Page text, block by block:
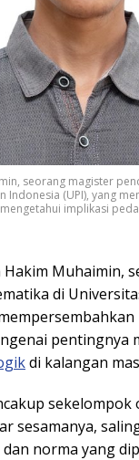
seorang magister
Indonesia (UPI), yang
implikasi
Hakim Muhaimin,
di
pentingnya
di kalangan
sekelompok
sesamanya,
norma yang